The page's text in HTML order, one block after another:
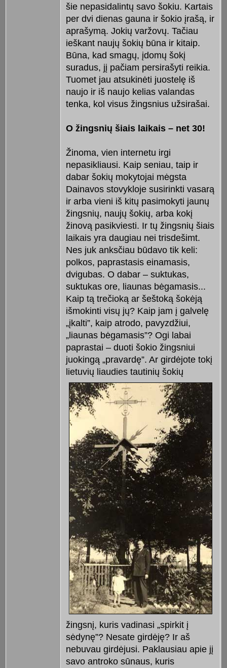
šie nepasidalintų savo šokiu. Kartais
per dvi dienas gauna ir šokio įrašą, ir
aprašymą. Jokių varžovų. Tačiau
ieškant naujų šokių būna ir kitaip.
Būna, kad smagų, įdomų šokį
suradus, jį pačiam persirašyti reikia.
Tuomet jau atsukinėti juostelę iš
naujo ir iš naujo kelias valandas
tenka, kol visus žingsnius užsirašai.
O žingsnių šiais laikais – net 30!
Žinoma, vien internetu irgi
nepasikliausi. Kaip seniau, taip ir
dabar šokių mokytojai mėgsta
Dainavos stovykloje susirinkti vasarą
ir arba vieni iš kitų pasimokyti jaunų
žingsnių, naujų šokių, arba kokį
žinovą pasikviesti. Ir tų žingsnių šiais
laikais yra daugiau nei trisdešimt.
Nes juk anksčiau būdavo tik keli:
polkos, paprastasis einamasis,
dvigubas. O dabar – suktukas,
suktukas ore, liaunas bėgamasis...
Kaip tą trečioką ar šeštoką šokėją
išmokinti visų jų? Kaip jam į galvelę
„įkalti”, kaip atrodo, pavyzdžiui,
„liaunas bėgamasis”? Ogi labai
paprastai – duoti šokio žingsniui
juokingą „pravardę”. Ar girdėjote tokį
lietuvių liaudies tautinių šokių
žingsnį, kuris vadinasi „spirkit į
sėdynę”? Nesate girdėję? Ir aš
nebuvau girdėjusi. Paklausiau apie jį
savo antroko sūnaus, kuris